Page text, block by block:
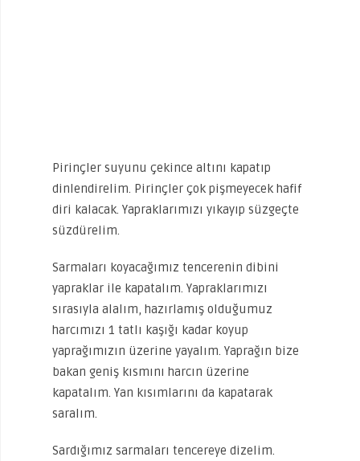
Pirinçler suyunu çekince altını kapatıp
dinlendirelim. Pirinçler çok pişmeyecek hafif
diri kalacak. Yapraklarımızı yıkayıp süzgeçte
süzdürelim.
Sarmaları koyacağımız tencerenin dibini
yapraklar ile kapatalım. Yapraklarımızı
sırasıyla alalım, hazırlamış olduğumuz
harcımızı 1 tatlı kaşığı kadar koyup
yaprağımızın üzerine yayalım. Yaprağın bize
bakan geniş kısmını harcın üzerine
kapatalım. Yan kısımlarını da kapatarak
saralım.
Sardığımız sarmaları tencereye dizelim.